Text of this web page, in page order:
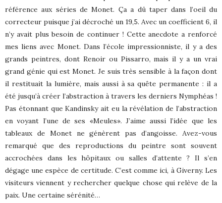
référence aux séries de Monet. Ça a dû taper dans l’oeil du
correcteur puisque j’ai décroché un 19,5. Avec un coefficient 6, il
n’y avait plus besoin de continuer ! Cette anecdote a renforcé
mes liens avec Monet. Dans l’école impressionniste, il y a des
grands peintres, dont Renoir ou Pissarro, mais il y a un vrai
grand génie qui est Monet. Je suis très sensible à la façon dont
il restituait la lumière, mais aussi à sa quête permanente : il a
été jusqu’à créer l’abstraction à travers les derniers Nymphéas !
Pas étonnant que Kandinsky ait eu la révélation de l’abstraction
en voyant l’une de ses «Meules». J’aime aussi l’idée que les
tableaux de Monet ne génèrent pas d’angoisse. Avez-vous
remarqué que des reproductions du peintre sont souvent
accrochées dans les hôpitaux ou salles d’attente ? Il s’en
dégage une espèce de certitude. C’est comme ici, à Giverny. Les
visiteurs viennent y rechercher quelque chose qui relève de la
paix. Une certaine sérénité…